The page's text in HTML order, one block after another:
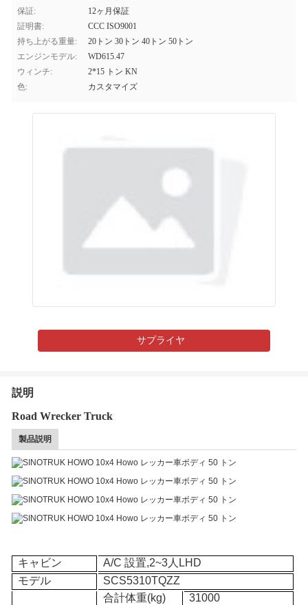
保証:
12ヶ月保証
証明書:
CCC ISO9001
持ち上がる重量:
20トン 30トン 40トン 50トン
エンジンモデル:
WD615.47
ウィンチ:
2*15 トン KN
色:
カスタマイズ
サプライヤ
説明
Road Wrecker Truck
製品説明
キャビン A/C 設置,2~3人 LHD
モデル
SCS5310TQZZ
合計体重(kg)
31000